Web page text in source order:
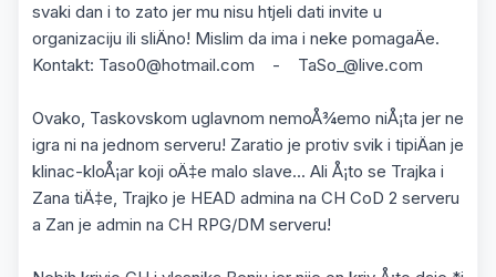
svaki dan i to zato jer mu nisu htjeli dati invite u
organizaciju ili sliÄno! Mislim da ima i neke pomagaÄe.
Kontakt: Taso0@hotmail.com - TaSo_@live.com
Ovako, Taskovskom uglavnom nemoÅ¾emo niÅ¡ta jer ne
igra ni na jednom serveru! Zaratio je protiv svik i tipiÄan je
klinac-kloÅ¡ar koji oÄ‡e malo slave... Ali Å¡to se Trajka i
Zana tiÄ‡e, Trajko je HEAD admina na CH CoD 2 serveru
a Zan je admin na CH RPG/DM serveru!